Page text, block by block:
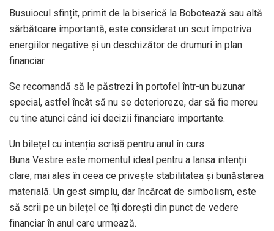
Busuiocul sfințit, primit de la biserică la Bobotează sau altă
sărbătoare importantă, este considerat un scut împotriva
energiilor negative și un deschizător de drumuri în plan
financiar.
Se recomandă să le păstrezi în portofel într-un buzunar
special, astfel încât să nu se deterioreze, dar să fie mereu
cu tine atunci când iei decizii financiare importante.
Un bilețel cu intenția scrisă pentru anul în curs
Buna Vestire este momentul ideal pentru a lansa intenții
clare, mai ales în ceea ce privește stabilitatea și bunăstarea
materială. Un gest simplu, dar încărcat de simbolism, este
să scrii pe un bilețel ce îți dorești din punct de vedere
financiar în anul care urmează.